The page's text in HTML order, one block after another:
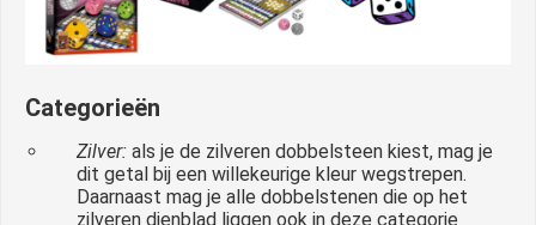
Categorieën
Zilver: als je de zilveren dobbelsteen kiest, mag je
dit getal bij een willekeurige kleur wegstrepen.
Daarnaast mag je alle dobbelstenen die op het
zilveren dienblad liggen ook in deze categorie